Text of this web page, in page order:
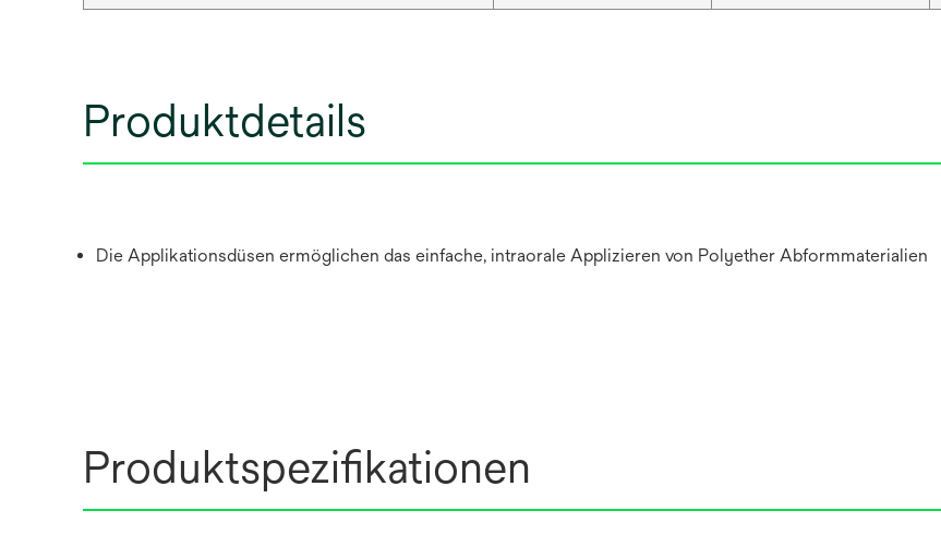
Produktdetails
Die Applikationsdüsen ermöglichen das einfache, intraorale Applizieren von Polyether Abformmaterialien
Produktspezifikationen